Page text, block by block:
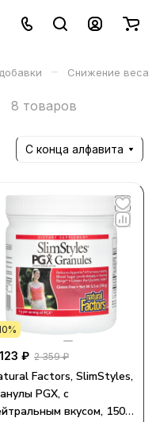
– Снижение веса
8 товаров
С конца алфавита
₽ 2 359 ₽
Factors, SlimStyles,
PGX, с
вкусом, 150 г